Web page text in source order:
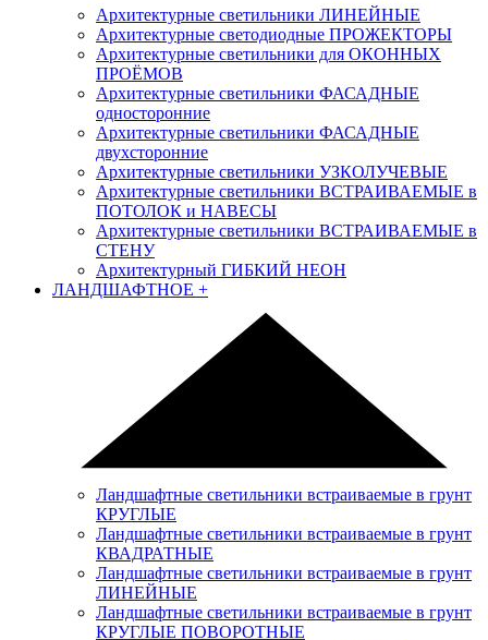
Архитектурные светильники ЛИНЕЙНЫЕ
Архитектурные светодиодные ПРОЖЕКТОРЫ
Архитектурные светильники для ОКОННЫХ
ПРОЁМОВ
Архитектурные светильники ФАСАДНЫЕ
односторонние
Архитектурные светильники ФАСАДНЫЕ
двухсторонние
Архитектурные светильники УЗКОЛУЧЕВЫЕ
Архитектурные светильники ВСТРАИВАЕМЫЕ в
ПОТОЛОК и НАВЕСЫ
Архитектурные светильники ВСТРАИВАЕМЫЕ в
СТЕНУ
Архитектурный ГИБКИЙ НЕОН
ЛАНДШАФТНОЕ +
Ландшафтные светильники встраиваемые в грунт
КРУГЛЫЕ
Ландшафтные светильники встраиваемые в грунт
КВАДРАТНЫЕ
Ландшафтные светильники встраиваемые в грунт
ЛИНЕЙНЫЕ
Ландшафтные светильники встраиваемые в грунт
КРУГЛЫЕ ПОВОРОТНЫЕ